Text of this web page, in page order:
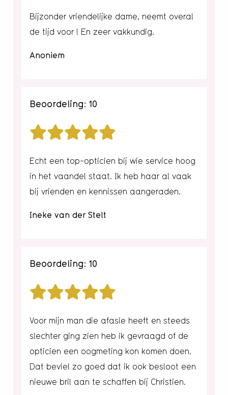
Bijzonder vriendelijke dame, neemt overal
de tijd voor ! En zeer vakkundig.
Anoniem
Beoordeling: 10
Echt een top-opticien bij wie service hoog
in het vaandel staat. Ik heb haar al vaak
bij vrienden en kennissen aangeraden.
Ineke van der Stelt
Beoordeling: 10
Voor mijn man die afasie heeft en steeds
slechter ging zien heb ik gevraagd of de
opticien een oogmeting kon komen doen.
Dat beviel zo goed dat ik ook besloot een
nieuwe bril aan te schaffen bij Christien.